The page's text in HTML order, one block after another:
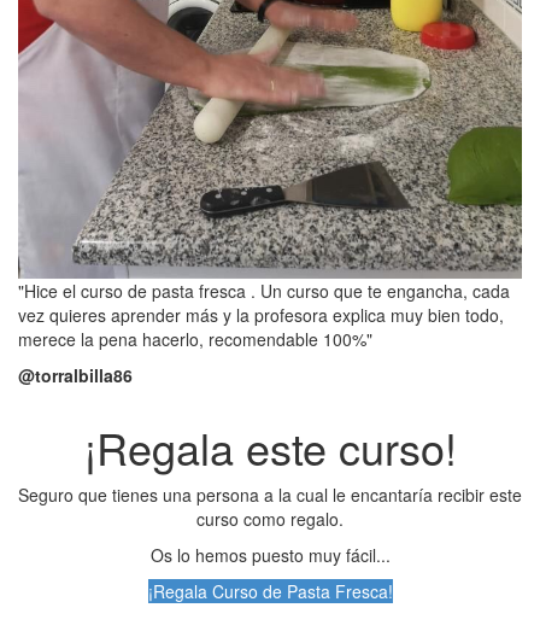
"Hice el curso de pasta fresca . Un curso que te engancha, cada
vez quieres aprender más y la profesora explica muy bien todo,
merece la pena hacerlo, recomendable 100%"
@torralbilla86
¡Regala este curso!
Seguro que tienes una persona a la cual le encantaría recibir este
curso como regalo.
Os lo hemos puesto muy fácil...
¡Regala Curso de Pasta Fresca!